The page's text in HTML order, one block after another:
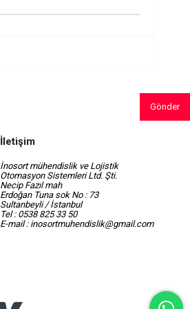
Gönder
İletişim
İnosort mühendislik ve Lojistik
Otomasyon Sistemleri Ltd. Şti.
Necip Fazıl mah
Erdoğan Tuna sok No : 73
Sultanbeyli / İstanbul
Tel : 0538 825 33 50
E-mail : inosortmuhendislik@gmail.com